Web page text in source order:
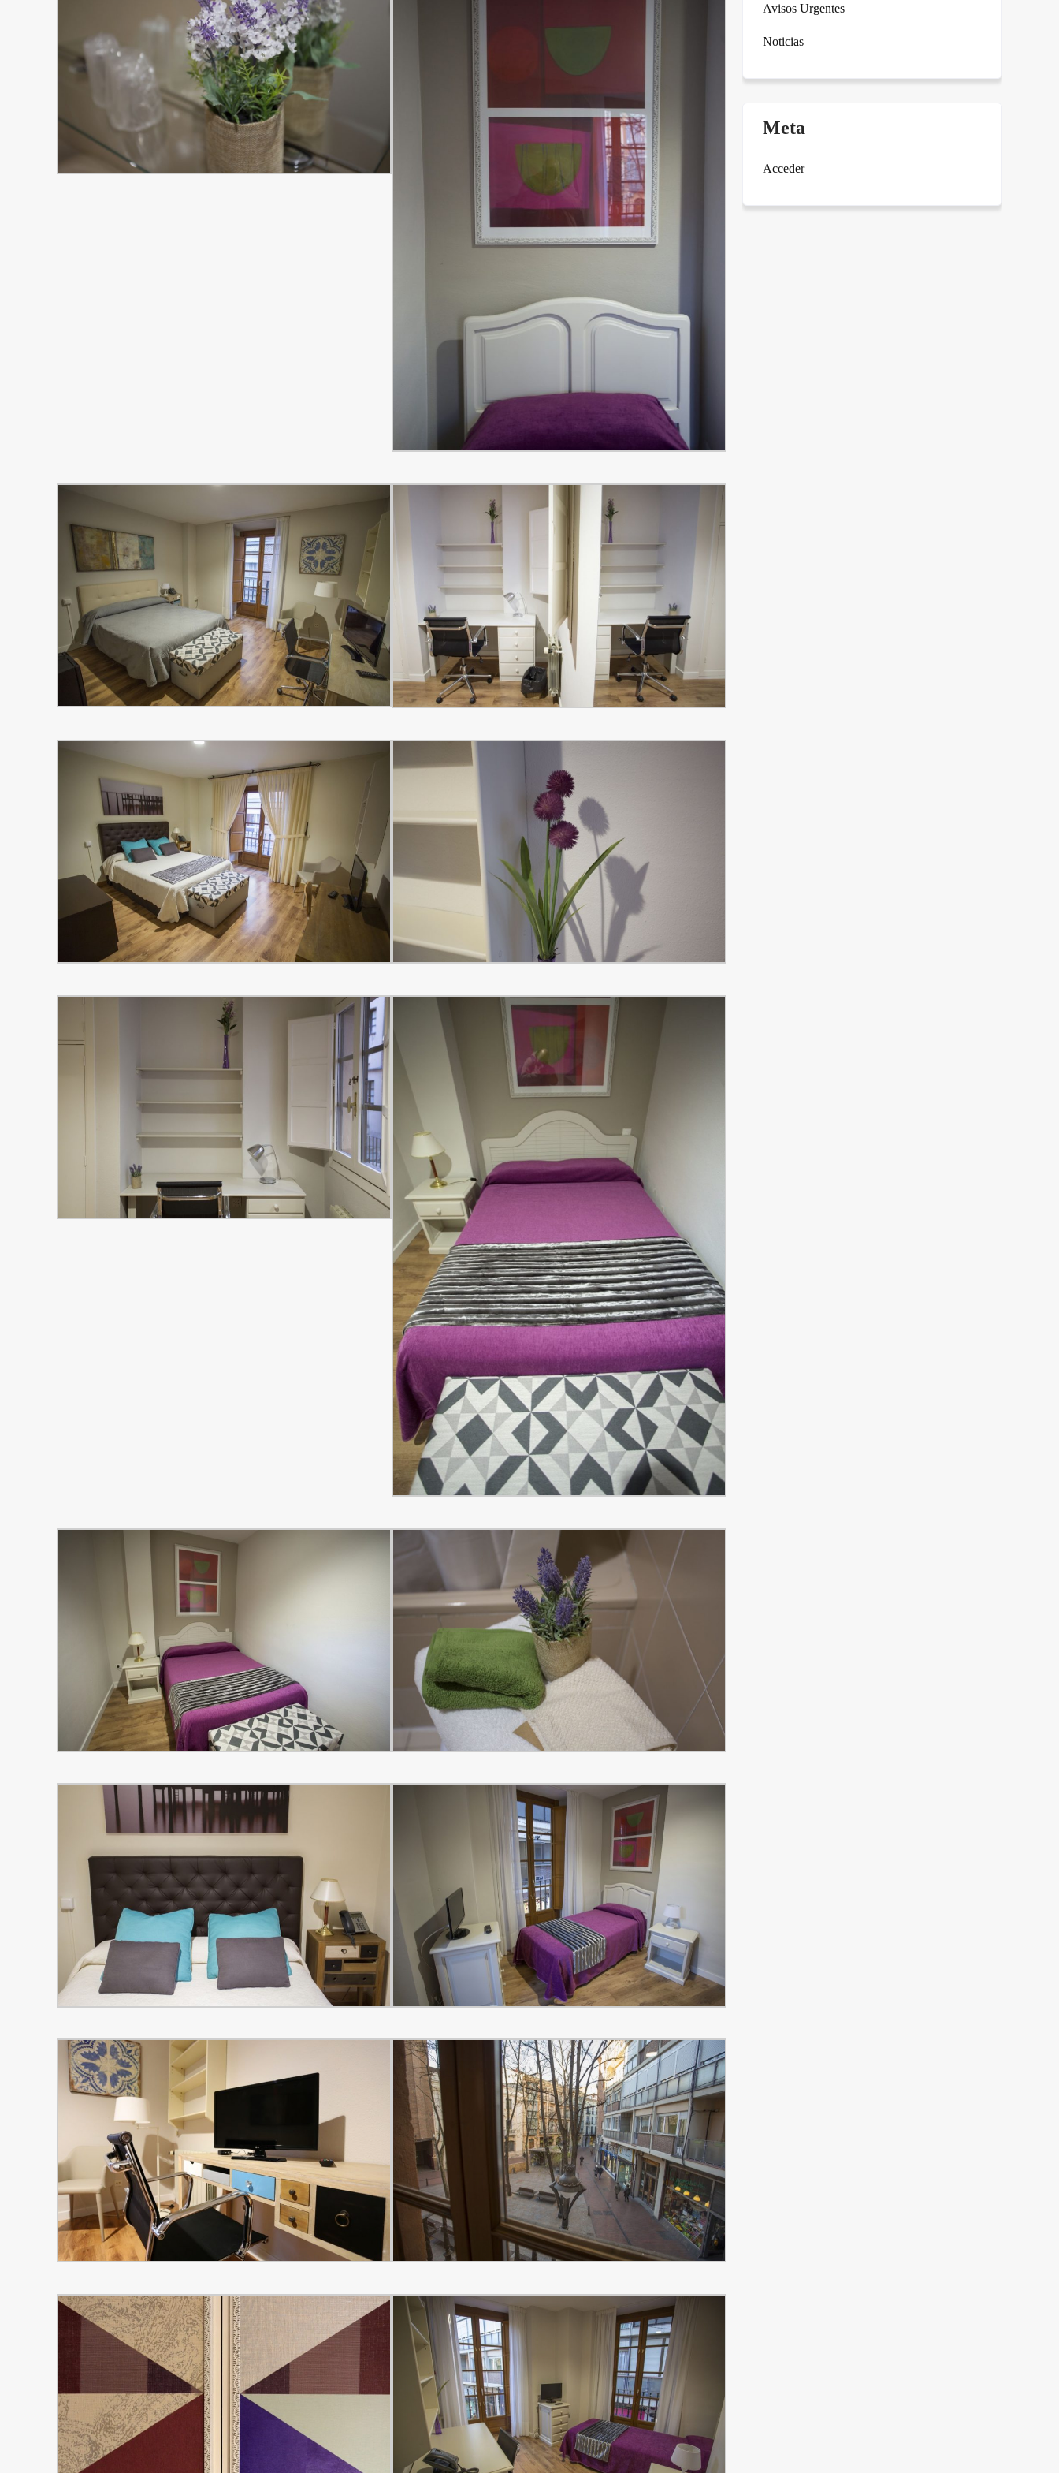
Avisos Urgentes
Noticias
Meta
Acceder